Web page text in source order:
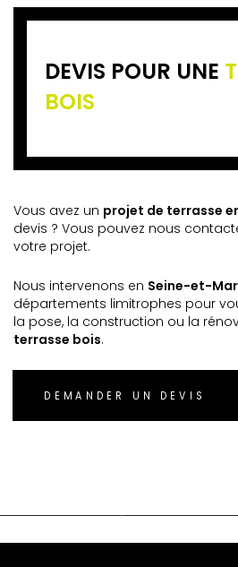
DEVIS POUR UNE
BOIS
Vous avez un projet de terrasse
devis ? Vous pouvez nous
votre projet.
Nous intervenons en Seine-et-
départements limitrophes pour
la pose, la construction ou la
terrasse bois.
DEMANDER UN DEVIS